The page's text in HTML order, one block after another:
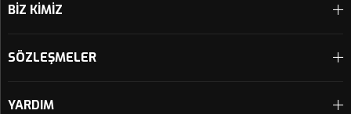
BİZ KİMİZ
SÖZLEŞMELER
YARDIM